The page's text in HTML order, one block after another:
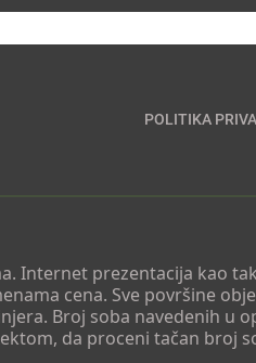
POLITIKA
Internet prezentacija kao
cena. Sve površine
Broj soba navedenih u
da proceni tačan broj